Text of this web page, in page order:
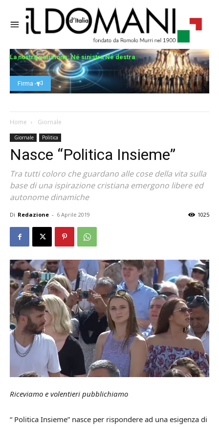
La nostra petizione: Né sinistra Né destra
Firma -
Home Giornale
Giornale Politica
Nasce “Politica Insieme”
Tra tutti coloro che guardano alle cose della vita sulla
base di una ispirazione cristiana emergono libere ed
autonome dinamiche
Di Redazione - 6 Aprile 2019 1025
Riceviamo e volentieri pubblichiamo
“ Politica Insieme” nasce per rispondere ad una esigenza di